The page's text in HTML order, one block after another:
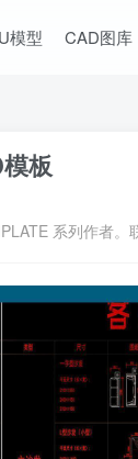
模型 CAD图库
板
系列作者